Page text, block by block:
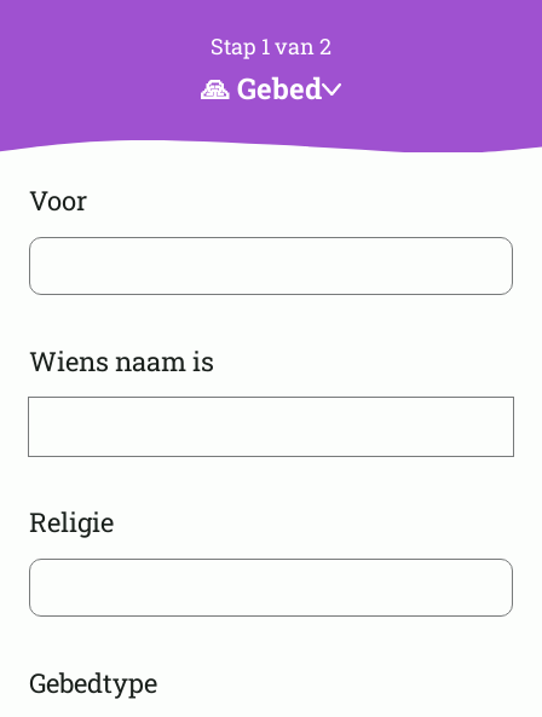
Stap 1 van 2
🙏 Gebed
Voor
Wiens naam is
Religie
Gebedtype